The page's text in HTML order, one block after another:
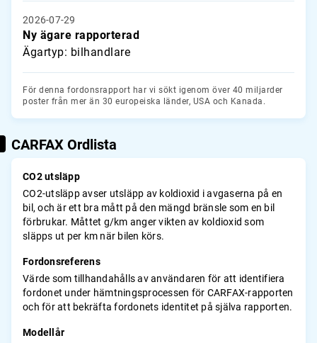
2026-07-29
Ny ägare rapporterad
Ägartyp: bilhandlare
För denna fordonsrapport har vi sökt igenom över 40 miljarder
poster från mer än 30 europeiska länder, USA och Kanada.
CARFAX Ordlista
CO2 utsläpp
CO2-utsläpp avser utsläpp av koldioxid i avgaserna på en
bil, och är ett bra mått på den mängd bränsle som en bil
förbrukar. Måttet g/km anger vikten av koldioxid som
släpps ut per km när bilen körs.
Fordonsreferens
Värde som tillhandahålls av användaren för att identifiera
fordonet under hämtningsprocessen för CARFAX-rapporten
och för att bekräfta fordonets identitet på själva rapporten.
Modellår